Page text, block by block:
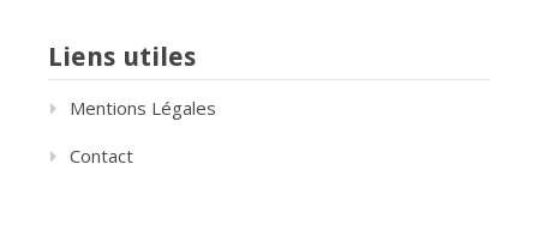
Liens utiles
Mentions Légales
Contact